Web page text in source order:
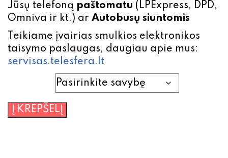
Jūsų telefoną paštomatu (LPExpress, DPD,
Omniva ir kt.) ar Autobusų siuntomis
Teikiame įvairias smulkios elektronikos
taisymo paslaugas, daugiau apie mus:
servisas.telesfera.lt
produkto
kiekis:
Į KREPŠELĮ